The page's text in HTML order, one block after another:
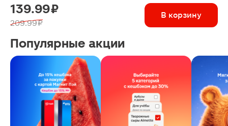
139.99 ₽
209.99 ₽
В корзину
Популярные акции